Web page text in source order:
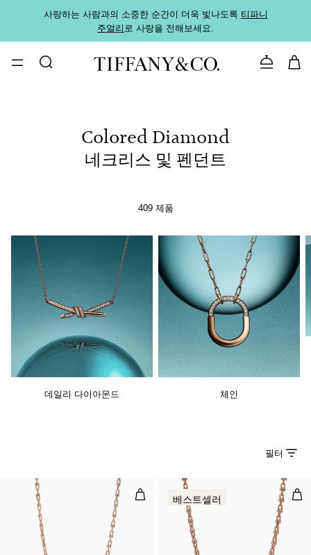
사랑하는 사람과의 소중한 순간이 더욱 빛나도록 티파니
주얼리로 사랑을 전해보세요.
문의하기
Colored Diamond
네크리스 및 펜던트
409 제품
데일리 다이아몬드 체인
필터
스몰 링크 네크리스, 로즈 골드 마
베스트셀러